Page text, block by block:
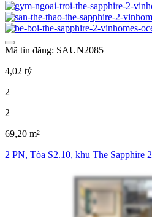
Mã tin đăng: SAUN2085
4,02 tỷ
2
2
69,20 m²
2 PN, Tòa S2.10, khu The Sapphire 2